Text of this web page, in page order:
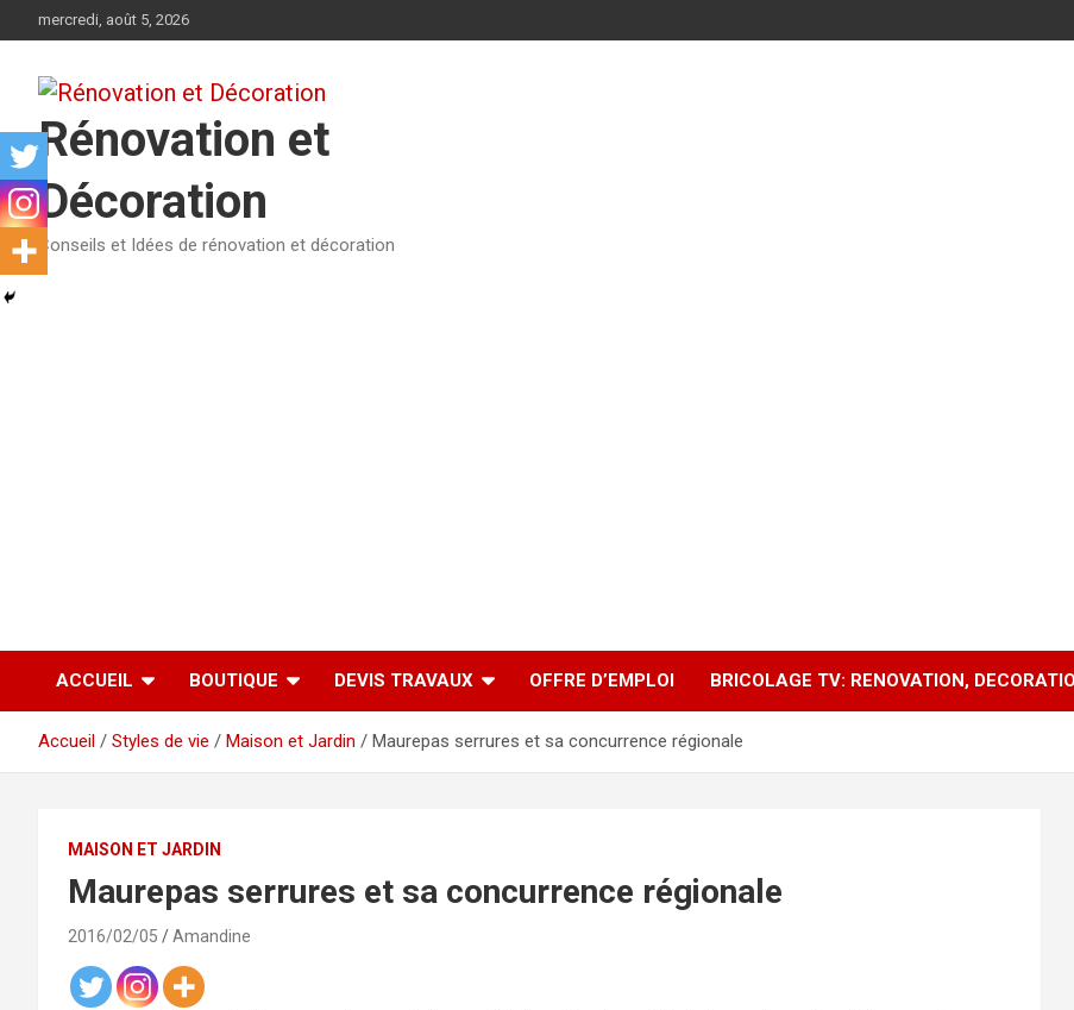
au
mercredi, août 5, 2026
Rénovation et
Décoration
Conseils et Idées de rénovation et décoration
ACCUEIL BOUTIQUE DEVIS TRAVAUX OFFRE D’EMPLOI BRICOLAGE TV: RENOVATION,
Accueil Styles de vie Maison et Jardin Maurepas serrures et sa concurrence régionale
MAISON ET JARDIN
Maurepas serrures et sa concurrence régionale
2016/02/05 Amandine